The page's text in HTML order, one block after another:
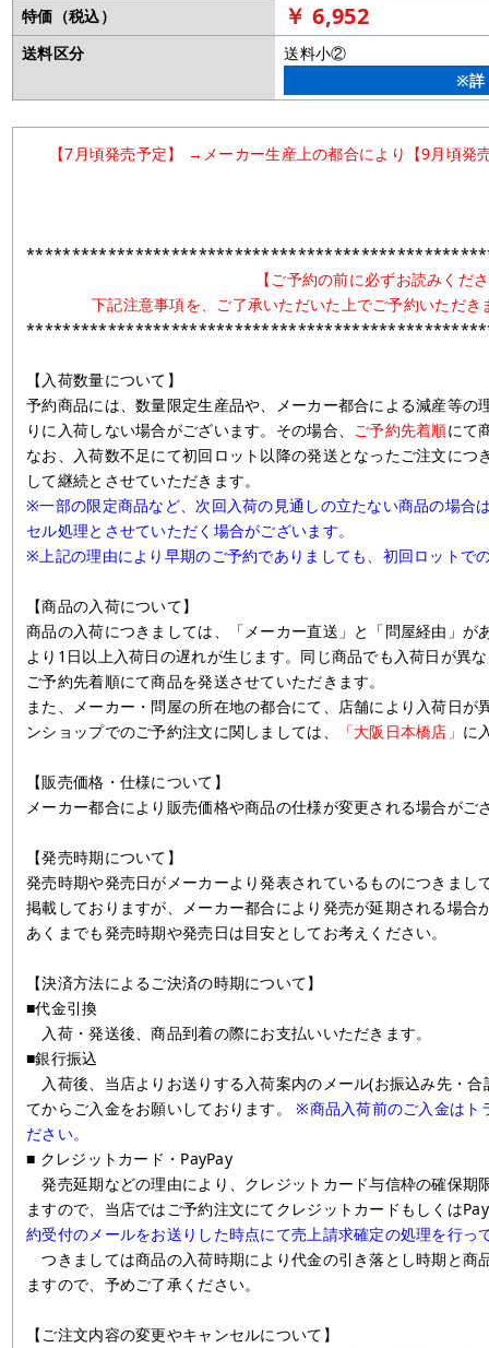
特価（税込）
￥ 6,952
送料区分
送料小②
※詳
【7月頃発売予定】 →メーカー生産上の都合により【9月頃発
【ご予約の前に必ずお読みくだ
下記注意事項を、ご了承いただいた上でご予約いただ
【入荷数量について】
予約商品には、数量限定生産品や、メーカー都合による減産等の
りに入荷しない場合がございます。その場合、 ご予約先着順にて
なお、入荷数不足にて初回ロット以降の発送となったご注文につ
して継続とさせていただきます。
※一部の限定商品など、次回入荷の見通しの立たない商品の場合
セル処理とさせていただく場合がございます。
※上記の理由により早期のご予約でありましても、初回ロットで
【商品の入荷について】
商品の入荷につきましては、「メーカー直送」と「問屋経由」が
より1日以上入荷日の遅れが生じます。同じ商品でも入荷日が異
ご予約先着順にて商品を発送させていただきます。
また、メーカー・問屋の所在地の都合にて、店舗により入荷日が
ンショップでのご予約注文に関しましては、
「大阪日本橋店」 に
【販売価格・仕様について】
メーカー都合により販売価格や商品の仕様が変更される場合がご
【発売時期について】
発売時期や発売日がメーカーより発表されているものにつきまし
掲載しておりますが、メーカー都合により発売が延期される場合
あくまでも発売時期や発売日は目安としてお考えください。
【決済方法によるご決済の時期について】
■代金引換
入荷・発送後、商品到着の際にお支払いいただきます。
■銀行振込
入荷後、当店よりお送りする入荷案内のメール(お振込み先・
てからご入金をお願いしております。※商品入荷前のご入金はト
ださい。
■ クレジットカード・PayPay
発売延期などの理由により、クレジットカード与信枠の確保期
ますので、当店ではご予約注文にてクレジットカードもしくは
約受付のメールをお送りした時点にて売上請求確定の処理を行っ
つきましては商品の入荷時期により代金の引き落とし時期と商
ますので、予めご了承ください。
【ご注文内容の変更やキャンセルについて】